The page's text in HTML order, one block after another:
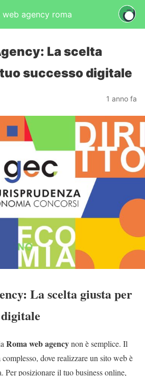
agency roma
La scelta
successo digitale
1 anno fa
La scelta giusta per
Roma web agencynon è semplice. Il
dove realizzare un sito web è
Per posizionare il tuo business online,